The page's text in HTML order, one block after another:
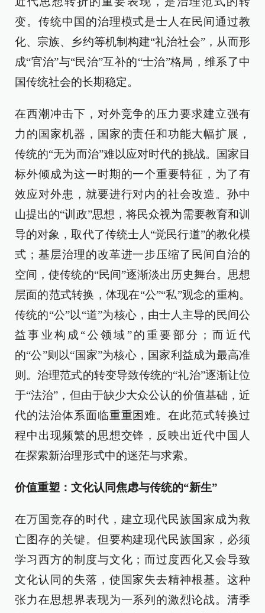
变。传统中国的治理模式是士人在民间通过教
化、宗族、乡约等机制构建“礼治社会”，从而形
成“官治”与“民治”互补的“士治”格局，维系了中
国传统社会的长期稳定。
在西潮冲击下，对外竞争的压力要求建立强有
力的国家机器，国家的责任和功能大幅扩展，
传统的“无为而治”难以应对时代的挑战。国家目
标外倾成为这一时期的一个重要特征，为了有
效应对外患，就要进行对内的社会改造。孙中
山提出的“训政”思想，将民众视为需要教育和训
导的对象，取代了传统士人“觉民行道”的教化模
式；基层治理的改革进一步压缩了民间自治的
空间，使传统的“民间”逐渐淡出历史舞台。思想
层面的范式转换，体现在“公”“私”观念的重构。
传统的“公”以“道”为核心，由士人主导的民间公
益事业构成“公领域”的重要部分；而近代
的“公”则以“国家”为核心，国家利益成为最高准
则。治理范式的转变导致传统的“礼治”逐渐让位
于“法治”，但由于缺少大众公认的价值基础，近
代的法治体系面临重重困难。在此范式转换过
程中出现频繁的思想交锋，反映出近代中国人
在探索新治理形式中的迷茫与求索。
价值重塑：文化认同焦虑与传统的“新生”
在万国竞存的时代，建立现代民族国家成为救
亡图存的关键。但要构建现代民族国家，必须
学习西方的制度与文化；而过度西化又会导致
文化认同的失落，使国家失去精神根基。这种
张力在思想界表现为一系列的激烈论战。清季